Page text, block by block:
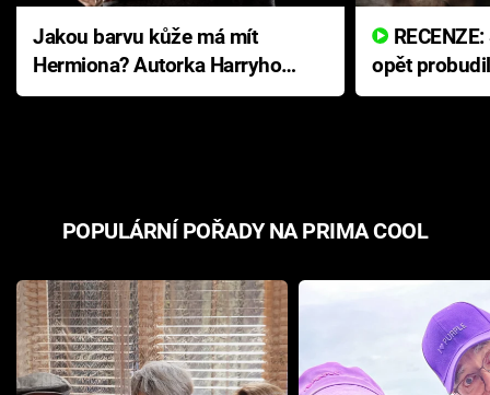
Jakou barvu kůže má mít
Hermiona? Autorka Harryho
Pottera přišla s ráznou
opět
přichází s
POPULÁRNÍ POŘADY NA PRIMA COOL